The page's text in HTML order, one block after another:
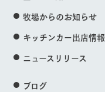
牧場からのお知らせ
キッチンカー出店情報
ニュースリリース
ブログ